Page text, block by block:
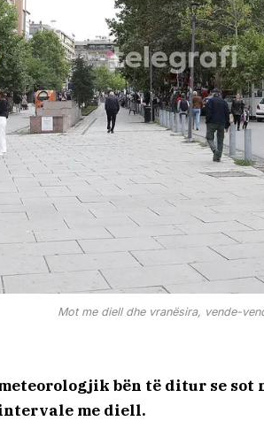
Mot me diell dhe vranësira, vende-
bën të ditur se sot
me diell.